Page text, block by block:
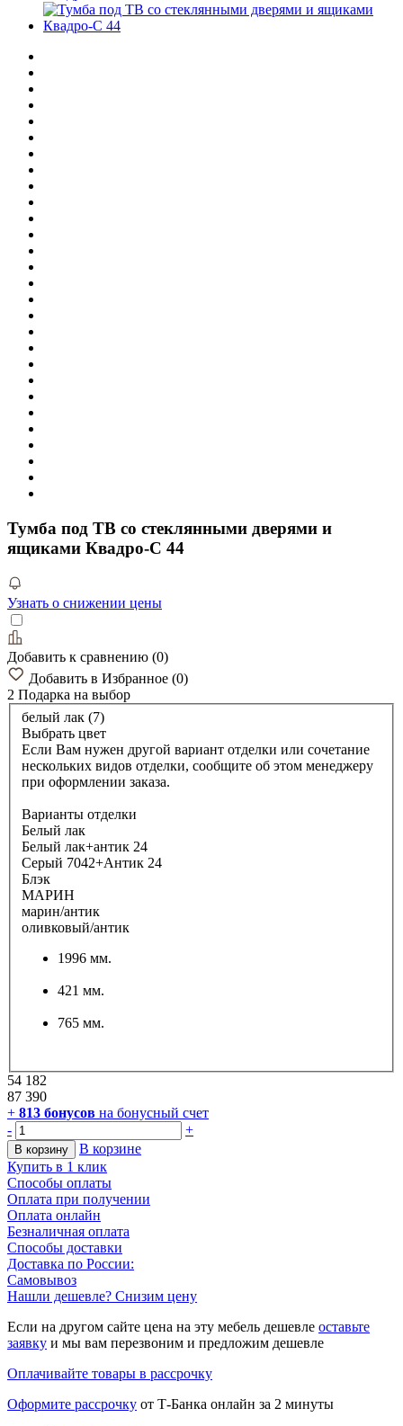
Тумба под ТВ со стеклянными дверями и
ящиками Квадро-С 44
Узнать о снижении цены
Добавить к сравнению (0)
Добавить в Избранное (0)
2 Подарка на выбор
белый лак (7)
Выбрать цвет
Если Вам нужен другой вариант отделки или сочетание
нескольких видов отделки, сообщите об этом менеджеру
при оформлении заказа.
Варианты отделки
Белый лак
Белый лак+антик 24
Серый 7042+Антик 24
Блэк
МАРИН
марин/антик
оливковый/антик
1996 мм.
421 мм.
765 мм.
54 182
87 390
+ 813 бонусов на бонусный счет
-
+
В корзину
В корзине
Купить в 1 клик
Способы оплаты
Оплата при получении
Оплата онлайн
Безналичная оплата
Способы доставки
Доставка по России:
Самовывоз
Нашли дешевле? Снизим цену
Если на другом сайте цена на эту мебель дешевле оставьте
заявку и мы вам перезвоним и предложим дешевле
Оплачивайте товары в рассрочку
Оформите рассрочку от Т-Банка онлайн за 2 минуты